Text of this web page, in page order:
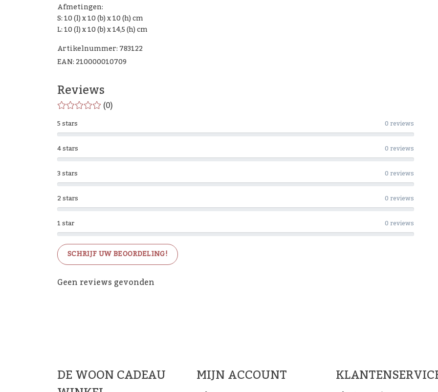
Afmetingen:
S: 10 (l) x 10 (b) x 10 (h) cm
L: 10 (l) x 10 (b) x 14,5 (h) cm
Artikelnummer: 783122
EAN: 210000010709
Reviews
(0)
1 star 0 reviews
2 stars 0 reviews
3 stars 0 reviews
4 stars 0 reviews
5 stars 0 reviews
SCHRIJF UW BEOORDELING!
Geen reviews gevonden
DE WOON CADEAU MIJN ACCOUNT